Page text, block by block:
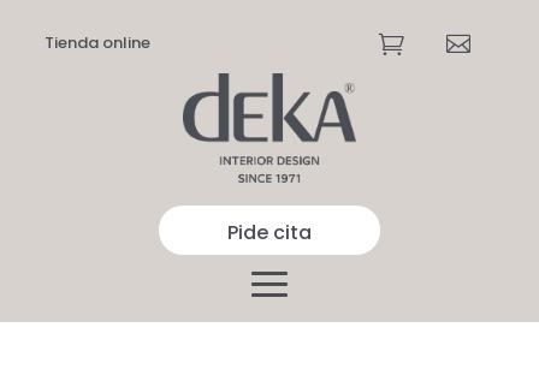
Tienda online  
Pide cita